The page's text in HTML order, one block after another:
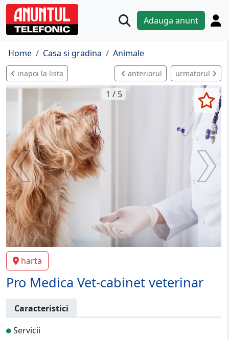
Adauga anunt
Home Casa si gradina Animale
inapoi la lista anteriorul urmatorul
1 / 5
harta
Pro Medica Vet-cabinet veterinar
Caracteristici
Servicii